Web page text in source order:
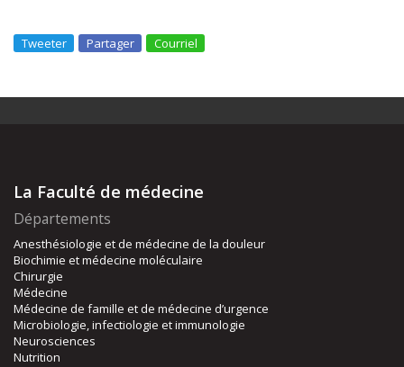
Tweeter Partager Courriel
La Faculté de médecine
Départements
Anesthésiologie et de médecine de la douleur
Biochimie et médecine moléculaire
Chirurgie
Médecine
Médecine de famille et de médecine d’urgence
Microbiologie, infectiologie et immunologie
Neurosciences
Nutrition